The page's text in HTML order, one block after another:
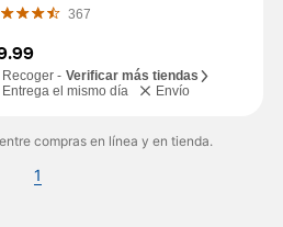
367
Recoger - Verificar más tiendas
Entrega el mismo día
Envío
compras en línea y en tienda.
1